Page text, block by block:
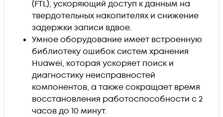
(FTL), ускоряющий доступ к данным на
твердотельных накопителях и снижение
задержки записи вдвое.
Умное оборудование имеет встроенную
библиотеку ошибок систем хранения
Huawei, которая ускоряет поиск и
диагностику неисправностей
компонентов, а также сокращает время
восстановления работоспособности с 2
часов до 10 минут.